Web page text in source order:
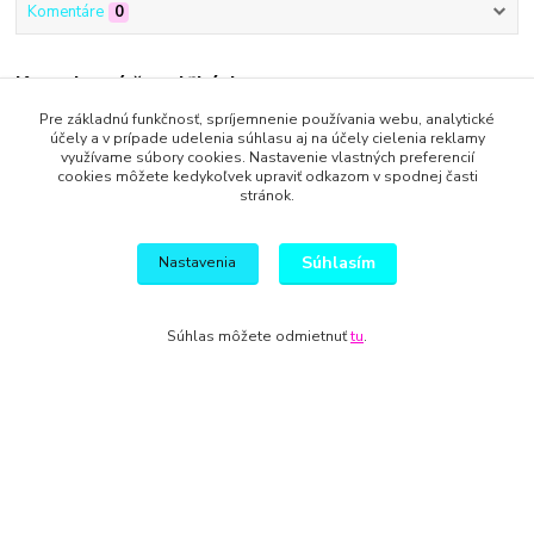
Komentáre 0
Kompletné špecifikácie
Hviezdičky sú vyrobené z cukrovej hmoty Smartflex.
Za prípadné poškodenie počas prepravy neručím.
Pre základnú funkčnosť, spríjemnenie používania webu, analytické
účely a v prípade udelenia súhlasu aj na účely cielenia reklamy
využívame súbory cookies. Nastavenie vlastných preferencií
cookies môžete kedykoľvek upraviť odkazom v spodnej časti
stránok.
Nastavenia Súhlasím
Súhlas môžete odmietnuťtu.